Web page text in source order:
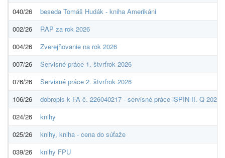
040/26
beseda Tomáš Hudák - kniha Amerikáni
002/26
RAP za rok 2026
004/26
Zverejňovanie na rok 2026
007/26
Servisné práce 1. štvrťrok 2026
076/26
Servisné práce 2. štvrťrok 2026
106/26
dobropis k FA č. 226040217 - servisné práce iSPIN II. Q 2026
024/26
knihy
025/26
knihy, kniha - cena do súťaže
039/26
knihy FPU